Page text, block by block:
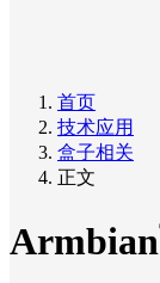
首页
技术应用
盒子相关
正文